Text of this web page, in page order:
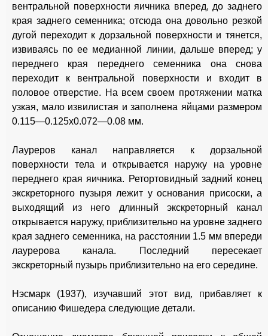
вентральной поверхности яичника вперед, до заднего
края заднего семенника; отсюда она довольно резкой
дугой переходит к дорзальной поверхности и тянется,
извиваясь по ее медианной линии, дальше вперед; у
переднего края переднего семенника она снова
переходит к вентральной поверхности и входит в
половое отверстие. На всем своем протяжении матка
узкая, мало извилистая и заполнена яйцами размером
0.115—0.125x0.072—0.08 мм.
Лауреров канал направляется к дорзальной
поверхности тела и открывается наружу на уровне
переднего края яичника. Ретортовидный задний конец
экскреторного пузыря лежит у основания присоски, а
выходящий из него длинный экскреторный канал
открывается наружу, приблизительно на уровне заднего
края заднего семенника, на расстоянии 1.5 мм впереди
лаурерова канала. Последний пересекает
экскреторный пузырь приблизительно на его середине.
Нэсмарк (1937), изучавший этот вид, прибавляет к
описанию Фишедера следующие детали.